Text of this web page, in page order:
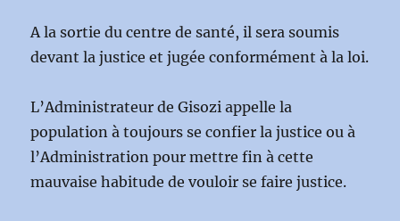
A la sortie du centre de santé, il sera soumis
devant la justice et jugée conformément à la loi.
L’Administrateur de Gisozi appelle la
population à toujours se confier la justice ou à
l’Administration pour mettre fin à cette
mauvaise habitude de vouloir se faire justice.